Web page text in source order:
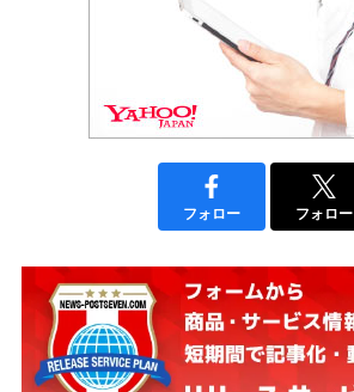
フォロー フォロー